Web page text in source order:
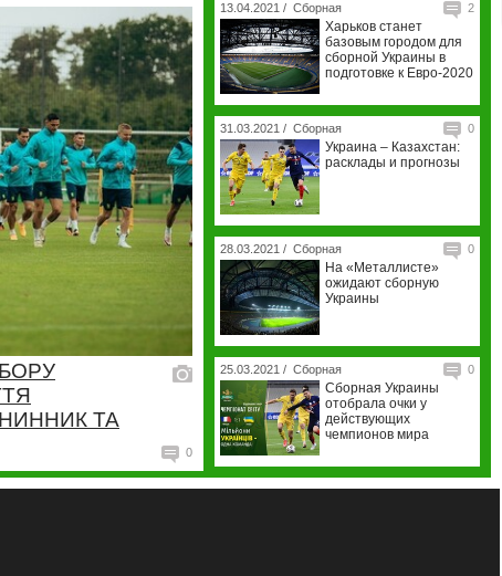
ТА
0
13.04.2021 / Сборная 2
Харьков станет
базовым городом для
сборной Украины в
подготовке к Евро-2020
31.03.2021 / Сборная 0
Украина – Казахстан:
расклады и прогнозы
28.03.2021 / Сборная 0
На «Металлисте»
ожидают сборную
Украины
25.03.2021 / Сборная 0
Сборная Украины
отобрала очки у
действующих
чемпионов мира